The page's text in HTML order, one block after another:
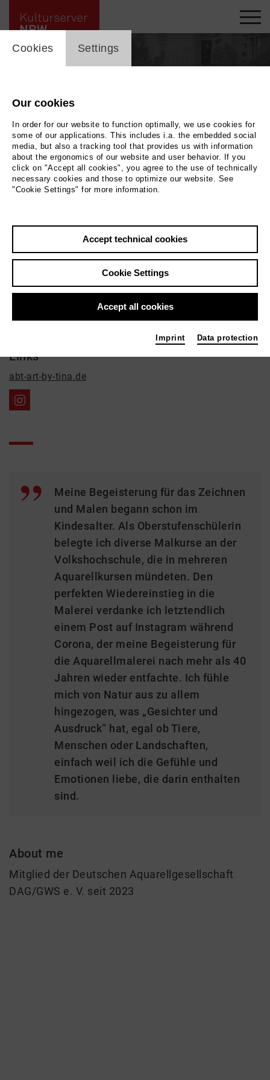
Bettina Winkler
Fine Arts
Links
abt-art-by-tina.de
Meine Begeisterung für das Zeichnen
und Malen begann schon im
Kindesalter. Als Oberstufenschülerin
belegte ich diverse Malkurse an der
Volkshochschule, die in mehreren
Aquarellkursen mündeten. Den
perfekten Wiedereinstieg in die
Malerei verdanke ich letztendlich
einem Post auf Instagram während
Corona, der meine Begeisterung für
die Aquarellmalerei nach mehr als 40
Jahren wieder entfachte. Ich fühle
mich von Natur aus zu allem
hingezogen, was „Gesichter und
Ausdruck“ hat, egal ob Tiere,
Menschen oder Landschaften,
einfach weil ich die Gefühle und
Emotionen liebe, die darin enthalten
sind.
About me
Mitglied der Deutschen Aquarellgesellschaft
DAG/GWS e. V. seit 2023
cookie_layer
Cookies Settings
Our cookies
In order for our website to function optimally, we use cookies for
some of our applications. This includes i.a. the embedded social
media, but also a tracking tool that provides us with information
about the ergonomics of our website and user behavior. If you
click on "Accept all cookies", you agree to the use of technically
necessary cookies and those to optimize our website. See
"Cookie Settings" for more information.
Accept technical cookies
Cookie Settings
Accept all cookies
Imprint Data protection